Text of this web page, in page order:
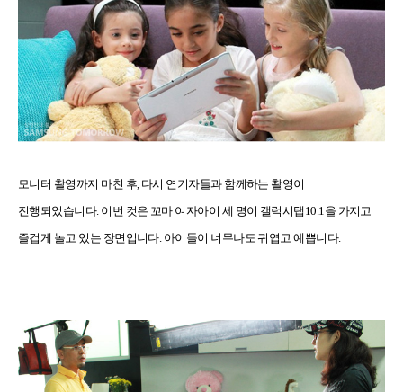
모니터 촬영까지 마친 후, 다시 연기자들과 함께하는 촬영이
진행되었습니다. 이번 컷은 꼬마 여자아이 세 명이 갤럭시탭 10.1을 가지고
즐겁게 놀고 있는 장면입니다. 아이들이 너무나도 귀엽고 예쁩니다.